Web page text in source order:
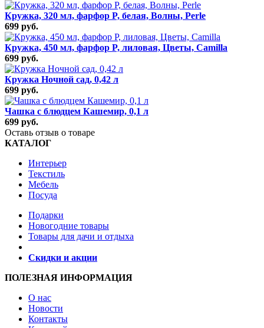
Кружка, 320 мл, фарфор P, белая, Волны, Perle
699 руб.
Кружка, 450 мл, фарфор P, лиловая, Цветы, Camilla
699 руб.
Кружка Ночной сад, 0,42 л
699 руб.
Чашка с блюдцем Кашемир, 0,1 л
699 руб.
Оставь отзыв о товаре
КАТАЛОГ
Интерьер
Текстиль
Мебель
Посуда
Подарки
Новогодние товары
Товары для дачи и отдыха
Скидки и акции
ПОЛЕЗНАЯ ИНФОРМАЦИЯ
О нас
Новости
Контакты